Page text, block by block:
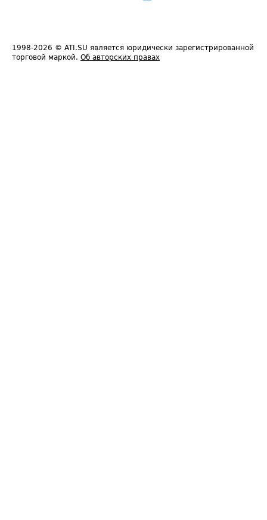
1998-2026 © ATI.SU является юридически зарегистрированной
торговой маркой. Об авторских правах